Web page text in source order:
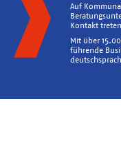
Auf
Kontakt
Mit über
führende